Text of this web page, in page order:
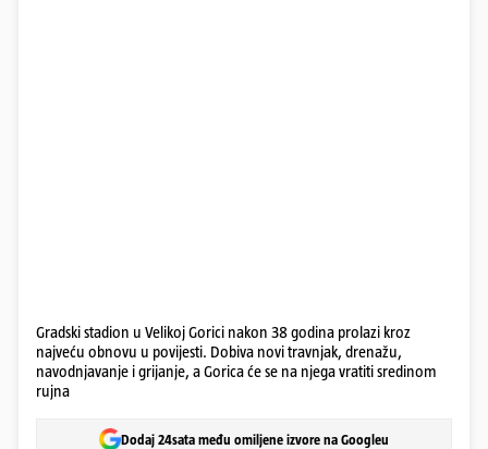
Gradski stadion u Velikoj Gorici nakon 38 godina prolazi kroz
najveću obnovu u povijesti. Dobiva novi travnjak, drenažu,
navodnjavanje i grijanje, a Gorica će se na njega vratiti sredinom
rujna
Dodaj 24sata među omiljene izvore na Googleu